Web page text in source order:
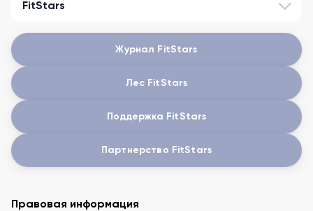
FitStars
Журнал FitStars
Лес FitStars
Поддержка FitStars
Партнерство FitStars
Правовая информация